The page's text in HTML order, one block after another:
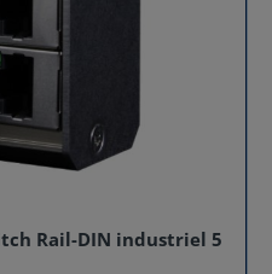
Rail-DIN industriel 5